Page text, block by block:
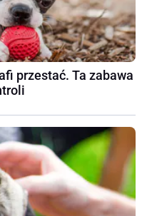
przestać. Ta zabawa